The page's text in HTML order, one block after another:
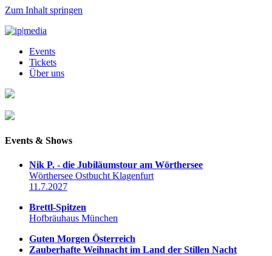
Zum Inhalt springen
Events
Tickets
Über uns
Events & Shows
Nik P. - die Jubiläumstour am Wörthersee
Wörthersee Ostbucht Klagenfurt
11.7.2027
Brettl-Spitzen
Hofbräuhaus München
Guten Morgen Österreich
Zauberhafte Weihnacht im Land der Stillen Nacht